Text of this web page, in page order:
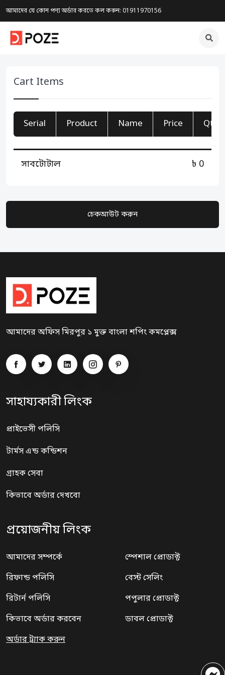
আমাদের যে কোন পণ্য অর্ডার করতে কল করুন: 01911970156
Cart Items
Serial Product Name Price Qty
সাবটোটাল ৳ 0
চেকআউট করুন
আমাদের অফিস মিরপুর ১ মুক্ত বাংলা শপিং কমপ্লেক্স
সাহায্যকারী লিংক
প্রাইভেসী পলিসি
টার্মস এন্ড কন্ডিশন
গ্রাহক সেবা
কিভাবে অর্ডার দেখবো
প্রয়োজনীয় লিংক
আমাদের সম্পর্কে
রিফান্ড পলিসি
রিটার্ন পলিসি
কিভাবে অর্ডার করবেন
অর্ডার ট্র্যাক করুন
স্পেশাল প্রোডাক্ট
বেস্ট সেলিং
পপুলার প্রোডাক্ট
ডাবল প্রোডাক্ট